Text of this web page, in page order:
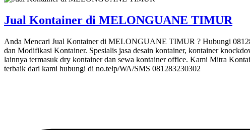
Jual Kontainer di MELONGUANE TIMUR
Anda Mencari Jual Kontainer di MELONGUANE TIMUR ? Hubungi
dan Modifikasi Kontainer. Spesialis jasa desain kontainer, kontainer
lainnya termasuk dry kontainer dan sewa kontainer office. Kami Mitra
terbaik dari kami hubungi di no.telp/WA/SMS 081283230302